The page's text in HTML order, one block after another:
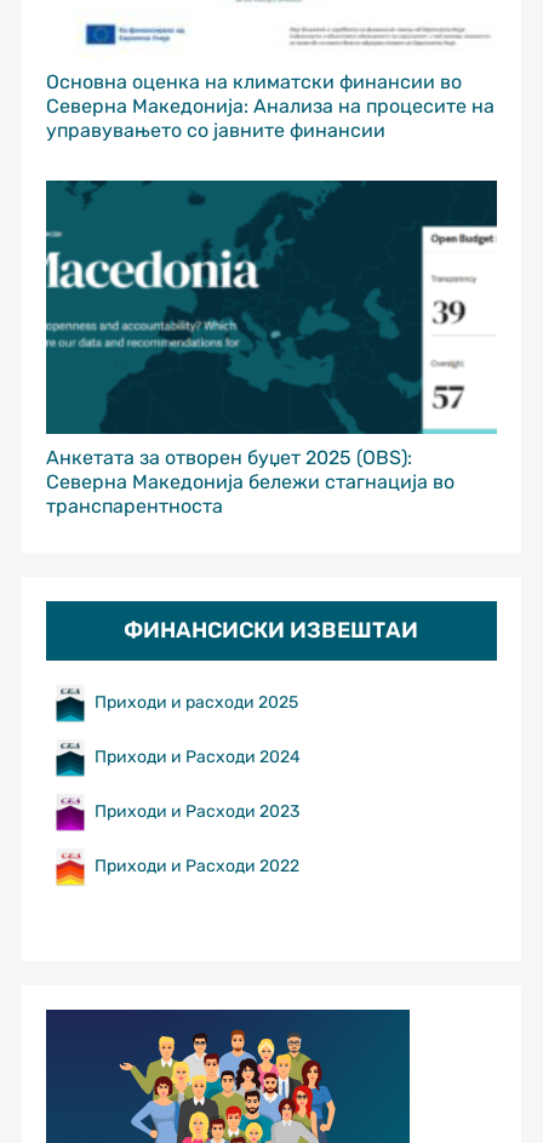
Основна оценка на климатски финансии во
Северна Македонија: Анализа на процесите на
управувањето со јавните финансии
Анкетата за отворен буџет 2025 (OBS):
Северна Македонија бележи стагнација во
транспарентноста
ФИНАНСИСКИ ИЗВЕШТАИ
Приходи и расходи 2025
Приходи и Расходи 2024
Приходи и Расходи 2023
Приходи и Расходи 2022